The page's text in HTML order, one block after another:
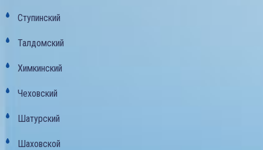
Ступинский
Талдомский
Химкинский
Чеховский
Шатурский
Шаховской